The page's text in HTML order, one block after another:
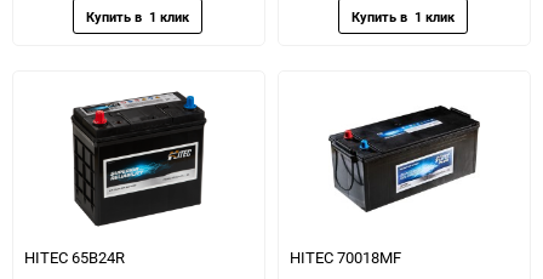
HITEC 65B24R HITEC 70018MF